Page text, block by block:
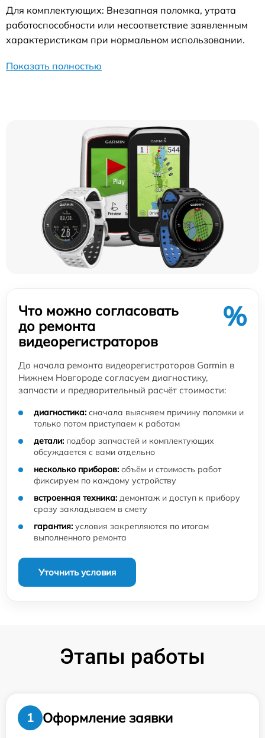
Для комплектующих: Внезапная поломка, утрата
работоспособности или несоответствие заявленным
характеристикам при нормальном использовании.
Показать полностью
Что можно согласовать
до ремонта
видеорегистраторов
%
До начала ремонта видеорегистраторов Garmin в
Нижнем Новгороде согласуем диагностику,
запчасти и предварительный расчёт стоимости:
диагностика: сначала выясняем причину поломки и
только потом приступаем к работам
детали: подбор запчастей и комплектующих
обсуждается с вами отдельно
несколько приборов: объём и стоимость работ
фиксируем по каждому устройству
встроенная техника: демонтаж и доступ к прибору
сразу закладываем в смету
гарантия: условия закрепляются по итогам
выполненного ремонта
Уточнить условия
Этапы работы
1
Оформление заявки